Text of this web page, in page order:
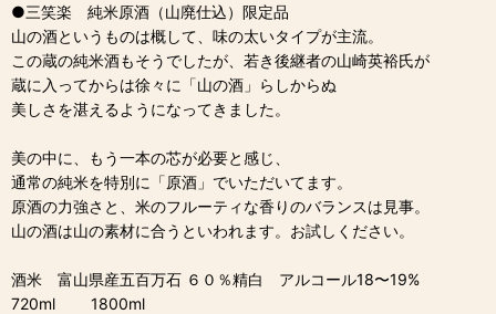
●三笑楽 純米原酒（山廃仕込）限定品
山の酒というものは概して、味の太いタイプが主流。
この蔵の純米酒もそうでしたが、若き後継者の山崎英裕氏が
蔵に入ってからは徐々に「山の酒」らしからぬ
美しさを湛えるようになってきました。
美の中に、もう一本の芯が必要と感じ、
通常の純米を特別に「原酒」でいただいてます。
原酒の力強さと、米のフルーティな香りのバランスは見事。
山の酒は山の素材に合うといわれます。お試しください。
酒米 富山県産五百万石 ６０％精白 アルコール18〜19%
720ml 1800ml